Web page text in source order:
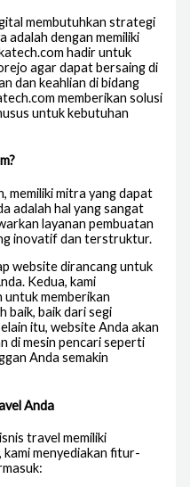
membutuhkan strategi
adalah dengan memiliki
hadir untuk
agar dapat bersaing di
dan keahlian di bidang
memberikan solusi
untuk kebutuhan
memiliki mitra yang dapat
adalah hal yang sangat
layanan pembuatan
inovatif dan terstruktur.
website dirancang untuk
Kedua, kami
memberikan
baik, baik dari segi
itu, website Anda akan
di mesin pencari seperti
Anda semakin
Anda
travel memiliki
menyediakan fitur-